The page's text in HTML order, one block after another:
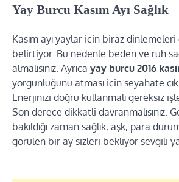
Yay Burcu Kasım Ayı Sağlık
Kasım ayı yaylar için biraz
belirtiyor. Bu nedenle beden ve ruh
almalısınız. Ayrıca yay burcu 2016
yorgunluğunu atması için seyahate
Enerjinizi doğru kullanmalı gereksiz
Son derece dikkatli davranmalısınız.
bakıldığı zaman sağlık, aşk, para
görülen bir ay sizleri bekliyor sevgili